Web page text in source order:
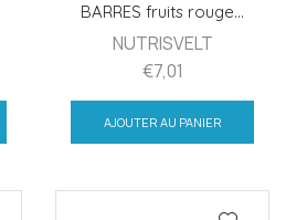
BARRES fruits rouge...
NUTRISVELT
€7,01
AJOUTER AU PANIER